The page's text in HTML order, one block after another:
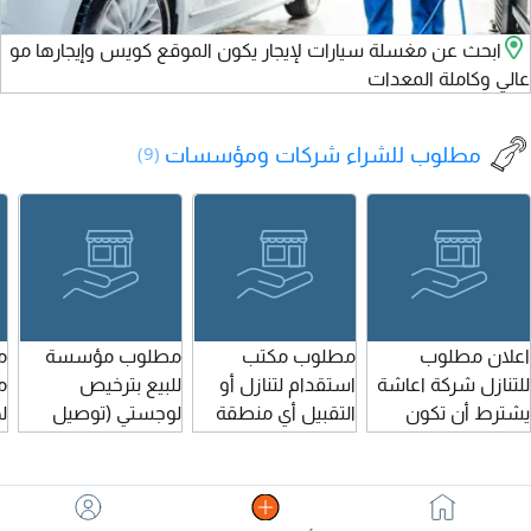
ابحث عن مغسلة سيارات لإيجار يكون الموقع كويس وإيجارها مو
عالي وكاملة المعدات
مطلوب للشراء شركات ومؤسسات (9)
اعلان مطلوب
للتنازل شركة اعاشة
يشترط أن تكون
الشركة حاصلة على
وسارية التراخيص،
مطلوب مكتب
استقدام لتنازل أو
التقبيل أي منطقة
في المملكة له 10
مطلوب مؤسسة
للبيع بترخيص
لوجستي (توصيل
طلبات دبابات) ابحث
تجاري) للبيع، يكون